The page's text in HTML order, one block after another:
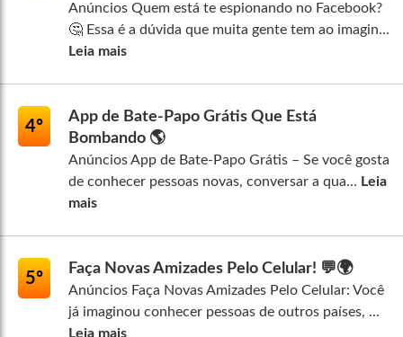
Anúncios Quem está te espionando no Facebook?
🤔 Essa é a dúvida que muita gente tem ao imagin...
Leia mais
4º
App de Bate-Papo Grátis Que Está
Bombando 🌎
Anúncios App de Bate-Papo Grátis – Se você gosta
de conhecer pessoas novas, conversar a qua... Leia
mais
5º
Faça Novas Amizades Pelo Celular! 💬🌍
Anúncios Faça Novas Amizades Pelo Celular: Você
já imaginou conhecer pessoas de outros países, ...
Leia mais